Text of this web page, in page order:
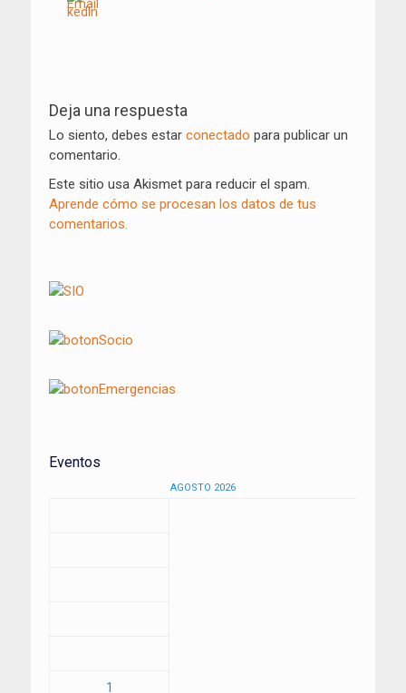
de
entradas
Deja una respuesta
Lo siento, debes estar conectado para publicar un
comentario.
Este sitio usa Akismet para reducir el spam.
Aprende cómo se procesan los datos de tus
comentarios.
Eventos
AGOSTO 2026
1